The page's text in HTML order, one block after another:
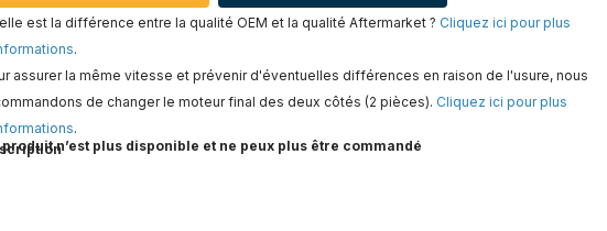
est la différence entre la qualité OEM et la qualité Aftermarket ? Cliquez ici pour plus
.
assurer la même vitesse et prévenir d'éventuelles différences en raison de l'usure, nous
de changer le moteur final des deux côtés (2 pièces). Cliquez ici pour plus
.
produit n’est plus disponible et ne peux plus être commandé